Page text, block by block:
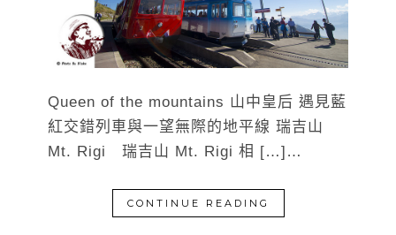
Queen of the mountains 山中皇后 遇見藍
紅交錯列車與一望無際的地平線 瑞吉山
Mt. Rigi 瑞吉山 Mt. Rigi 相 […]…
CONTINUE READING